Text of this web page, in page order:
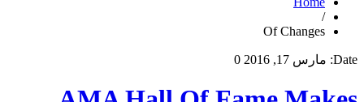
/
Of Changes
Date: مارس 17, 2016 0